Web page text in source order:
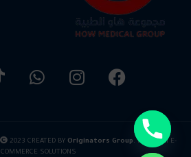
2023 CREATED BY Originators Group. PREMIUM E-
COMMERCE SOLUTIONS.